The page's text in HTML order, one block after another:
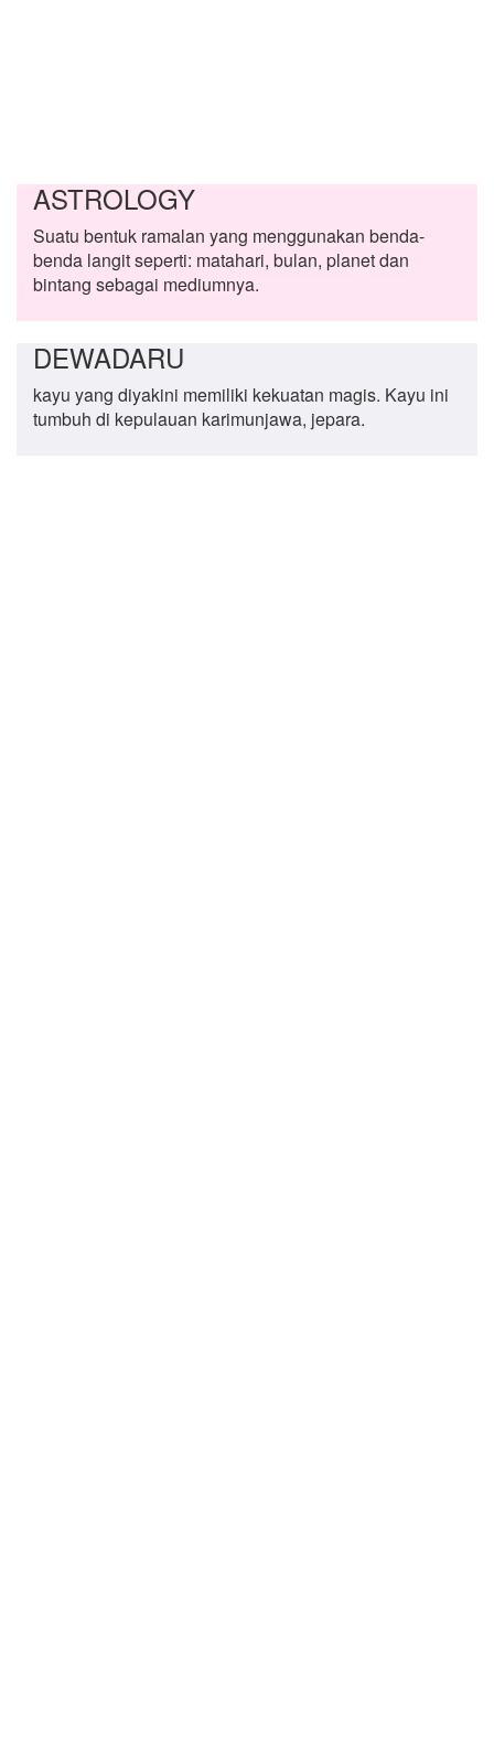
ASTROLOGY
Suatu bentuk ramalan yang menggunakan benda-
benda langit seperti: matahari, bulan, planet dan
bintang sebagai mediumnya.
DEWADARU
kayu yang diyakini memiliki kekuatan magis. Kayu ini
tumbuh di kepulauan karimunjawa, jepara.